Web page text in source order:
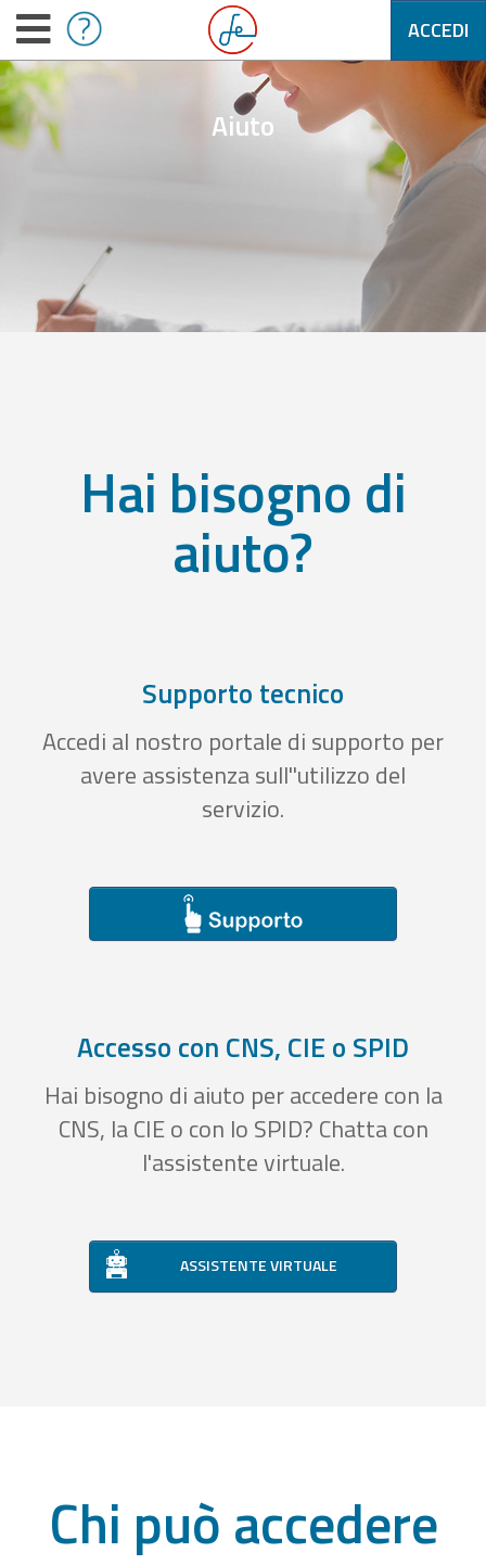
ACCEDI
Aiuto
Hai bisogno di
aiuto?
Supporto tecnico
Accedi al nostro portale di supporto per
avere assistenza sull''utilizzo del
servizio.
Accesso con CNS, CIE o SPID
Hai bisogno di aiuto per accedere con la
CNS, la CIE o con lo SPID? Chatta con
l'assistente virtuale.
ASSISTENTE VIRTUALE
Chi può accedere